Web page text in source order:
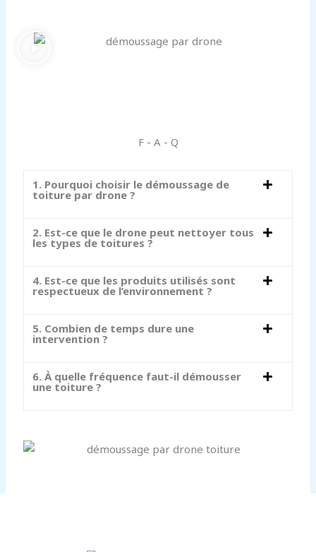
F - A - Q
1. Pourquoi choisir le démoussage de
toiture par drone ?
2. Est-ce que le drone peut nettoyer tous
les types de toitures ?
4. Est-ce que les produits utilisés sont
respectueux de l’environnement ?
5. Combien de temps dure une
intervention ?
6. À quelle fréquence faut-il démousser
une toiture ?